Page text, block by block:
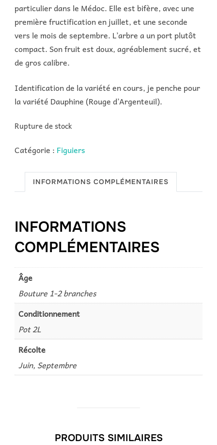
particulier dans le Médoc. Elle est bifère, avec une
première fructification en juillet, et une seconde
vers le mois de septembre. L’arbre a un port plutôt
compact. Son fruit est doux, agréablement sucré, et
de gros calibre.
Identification de la variété en cours, je penche pour
la variété Dauphine (Rouge d’Argenteuil).
Rupture de stock
Catégorie : Figuiers
INFORMATIONS COMPLÉMENTAIRES
INFORMATIONS
COMPLÉMENTAIRES
Âge
Bouture 1-2 branches
Conditionnement
Pot 2L
Récolte
Juin, Septembre
PRODUITS SIMILAIRES